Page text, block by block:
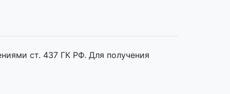
ст. 437 ГК РФ. Для получения